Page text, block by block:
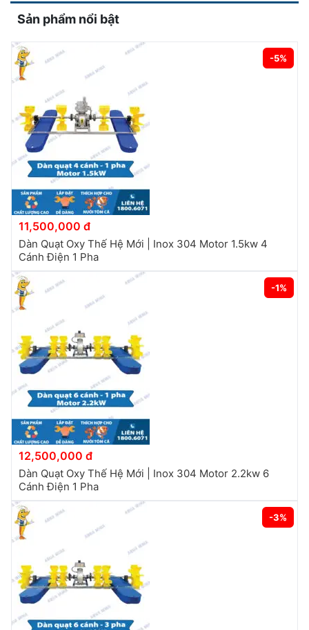
Sản phẩm nổi bật
-5%
11,500,000 đ
Dàn Quạt Oxy Thế Hệ Mới | Inox 304 Motor 1.5kw 4
Cánh Điện 1 Pha
-1%
12,500,000 đ
Dàn Quạt Oxy Thế Hệ Mới | Inox 304 Motor 2.2kw 6
Cánh Điện 1 Pha
-3%